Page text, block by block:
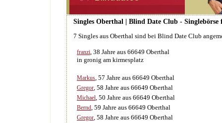
Singles Oberthal | Blind Date Club -
7 Singles aus Oberthal sind bei Blind Date Club
franzi, 38 Jahre aus 66649 Oberthal
in gronig am kirmesplatz
Markus, 57 Jahre aus 66649 Oberthal
Gregor, 58 Jahre aus 66649 Oberthal
Michael, 50 Jahre aus 66649 Oberthal
Bernd, 59 Jahre aus 66649 Oberthal
Gregor, 58 Jahre aus 66649 Oberthal